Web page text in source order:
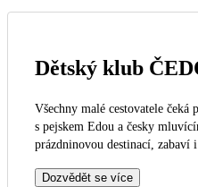
Dětský klub
Všechny malé cestovatele čeká
s pejskem Edou a česky
prázdninovou destinací, zabaví
Dozvědět se více